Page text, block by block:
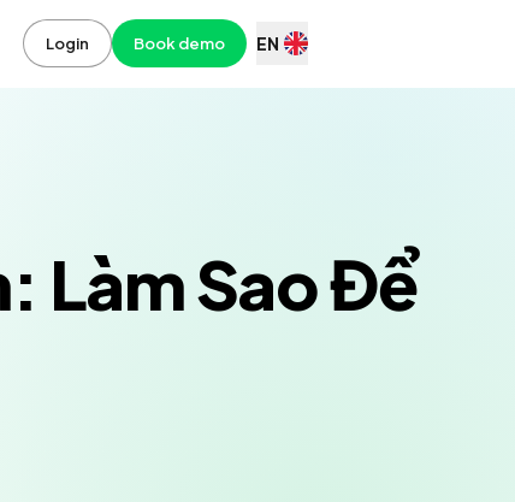
Login Book demo EN
Làm Sao Để